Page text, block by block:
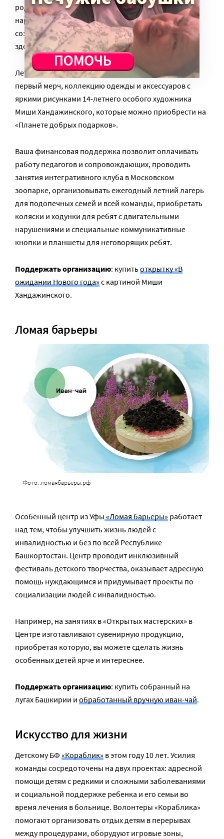
родителей детей с тяжелыми и множественными
нарушениями развития, они объединились, чтобы
создать своим детям полноценную жизнь, как у их
здоровых сверстников.
Летом 2022 года «Краски этого мира» выпустили
первый мерч, коллекцию одежды и аксессуаров с
яркими рисунками 14-летнего особого художника
Миши Хандажинского, которые можно приобрести на
«Планете добрых подарков».
Ваша финансовая поддержка позволит оплачивать
работу педагогов и сопровождающих, проводить
занятия интегративного клуба в Московском
зоопарке, организовывать ежегодный летний лагерь
для подопечных семей и всей команды, приобретать
коляски и ходунки для ребят с двигательными
нарушениями и специальные коммуникативные
кнопки и планшеты для неговорящих ребят.
Поддержать организацию: купитьоткрытку «В
ожидании Нового года»с картиной Миши
Хандажинского.
Ломая барьеры
Фото: ломаябарьеры.рф
Особенный центр из Уфы«Ломая барьеры» работает
над тем, чтобы улучшить жизнь людей с
инвалидностью и без по всей Республике
Башкортостан. Центр проводит инклюзивный
фестиваль детского творчества, оказывает адресную
помощь нуждающимся и придумывает проекты по
социализации людей с инвалидностью.
Например, на занятиях в «Открытых мастерских» в
Центре изготавливают сувенирную продукцию,
приобретая которую, вы можете сделать жизнь
особенных детей ярче и интереснее.
Поддержать организацию: купить собранный на
лугах Башкирии и обработанный вручную иван-чай.
Искусство для жизни
Детскому БФ «Кораблик» в этом году 10 лет. Усилия
команды сосредоточены на двух проектах: адресной
помощи детям с редкими и сложными заболеваниями
и социальной поддержке ребенка и его семьи во
время лечения в больнице. Волонтеры «Кораблика»
помогают организовать отдых детям в перерывах
между процедурами, оборудуют игровые зоны,